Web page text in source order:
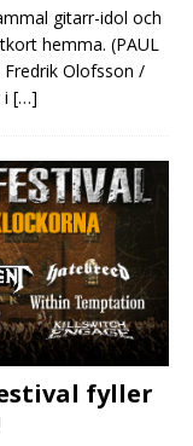
gitarr-idol och
hemma. (PAUL
Fredrik Olofsson /
i […]
fyller